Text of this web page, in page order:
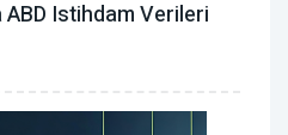
ABD Istihdam Verileri